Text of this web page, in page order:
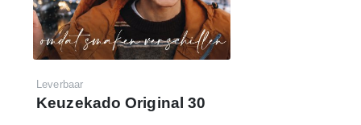
Leverbaar
Keuzekado Original 30